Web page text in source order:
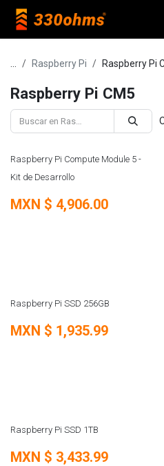
Raspberry Pi Raspberry Pi
Raspberry Pi CM5
NUEVO
Raspberry Pi Compute Module 5 -
Kit de Desarrollo
MXN $ 4,906.00
Raspberry Pi SSD 256GB
MXN $ 1,935.99
NUEVO
Raspberry Pi SSD 1TB
MXN $ 3,433.99